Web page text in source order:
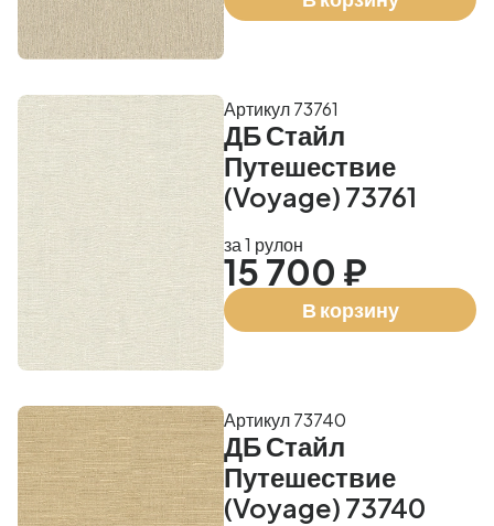
ДБ Стайл
Путешествие
(Voyage) 73761
Артикул 73761
за 1 рулон
15 700 ₽
В корзину
ДБ Стайл
Путешествие
(Voyage) 73740
Артикул 73740